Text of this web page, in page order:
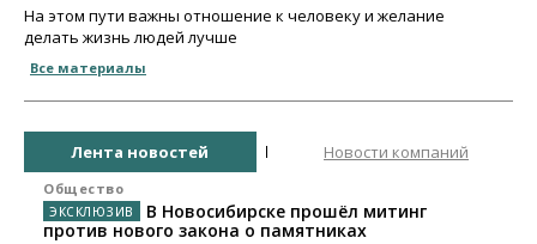
На этом пути важны отношение к человеку и желание
делать жизнь людей лучше
Все материалы
Лента новостей Новости компаний
Общество
В Новосибирске прошёл митинг
против нового закона о памятниках